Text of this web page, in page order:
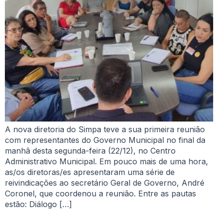
A nova diretoria do Simpa teve a sua primeira reunião
com representantes do Governo Municipal no final da
manhã desta segunda-feira (22/12), no Centro
Administrativo Municipal. Em pouco mais de uma hora,
as/os diretoras/es apresentaram uma série de
reivindicações ao secretário Geral de Governo, André
Coronel, que coordenou a reunião. Entre as pautas
estão: Diálogo […]